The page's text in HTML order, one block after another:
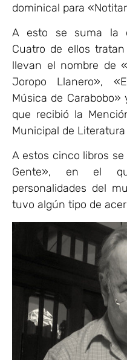
dominical para
A esto se suma la
Cuatro de ellos
llevan el nombre de
Joropo Llanero»,
Música de
que recibió la
Municipal de
A estos cinco libros
Gente», en el
personalidades del
tuvo algún tipo de